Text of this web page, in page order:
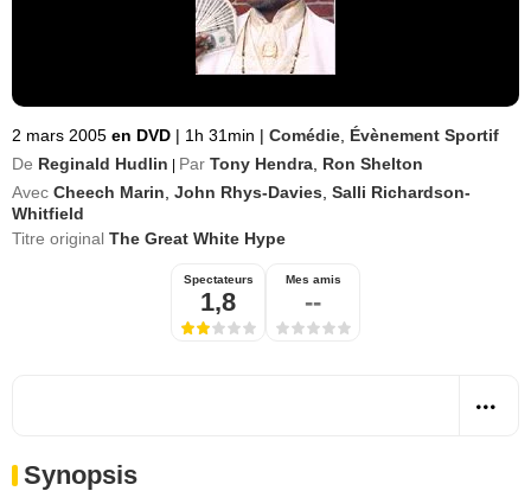
2 mars 2005 en DVD | 1h 31min | Comédie Évènement Sportif
De Reginald Hudlin Par Tony Hendra Ron Shelton
Avec Cheech Marin John Rhys-Davies Salli Richardson-
Whitfield
Titre original The Great White Hype
Spectateurs
1,8
Mes amis
--
Synopsis